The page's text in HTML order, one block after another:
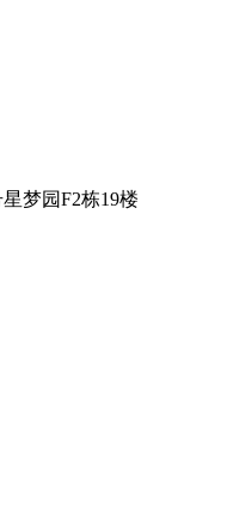
梦园F2栋19楼